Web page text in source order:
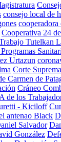
consejo local de
cooperadora
Cooperativa 24
Tutelkan
Urtazun
Corte
Carmen de
Cráneo
de los
- Kiciloff
antenao Black
Salvador
González